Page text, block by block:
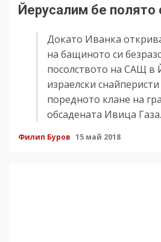
Йерусалим бе полято
Докато Иванка
на бащиното си
посолството на САЩ в
израелски
поредното клане на
обсадената Ивица Газа.
Филип Буров 15 май 2018